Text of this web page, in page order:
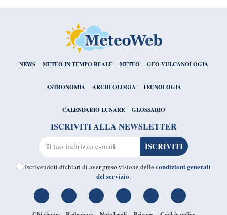
NEWS METEO IN TEMPO REALE METEO GEO-VULCANOLOGIA
ASTRONOMIA ARCHEOLOGIA TECNOLOGIA
CALENDARIO LUNARE GLOSSARIO
ISCRIVITI ALLA NEWSLETTER
Iscrivendoti dichiari di aver preso visione dellecondizioni generali
del servizio.